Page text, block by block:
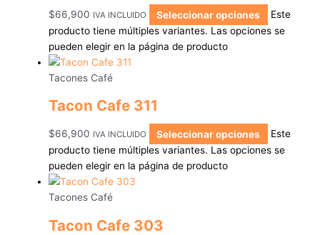
$66,900 IVA INCLUIDO Seleccionar opciones
Este
producto tiene múltiples variantes. Las opciones se
pueden elegir en la página de producto
Tacones Café
Tacon Cafe 311
$66,900 IVA INCLUIDO Seleccionar opciones
Este
producto tiene múltiples variantes. Las opciones se
pueden elegir en la página de producto
Tacones Café
Tacon Cafe 303